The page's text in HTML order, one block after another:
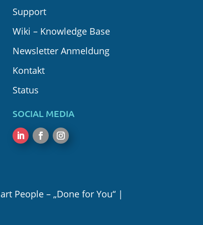
Support
Wiki – Knowledge Base
Newsletter Anmeldung
Kontakt
Status
SOCIAL MEDIA
People – „Done for You“ |